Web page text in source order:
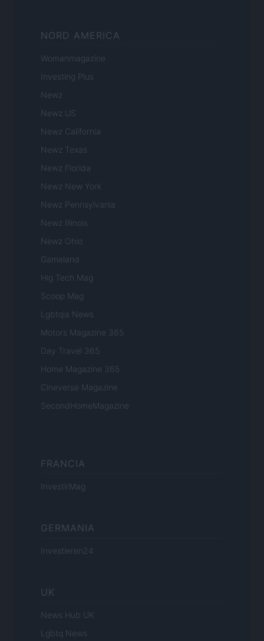
NORD AMERICA
Womanmagazine
Investing Plus
Newz
Newz US
Newz California
Newz Texas
Newz Florida
Newz New York
Newz Pennsylvania
Newz Illinois
Newz Ohio
Gameland
Hig Tech Mag
Scoop Mag
Lgbtqia News
Motors Magazine 365
Day Travel 365
Home Magazine 365
Cineverse Magazine
SecondHomeMagazine
FRANCIA
InvestirMag
GERMANIA
Investieren24
UK
News Hub UK
Lgbtq News